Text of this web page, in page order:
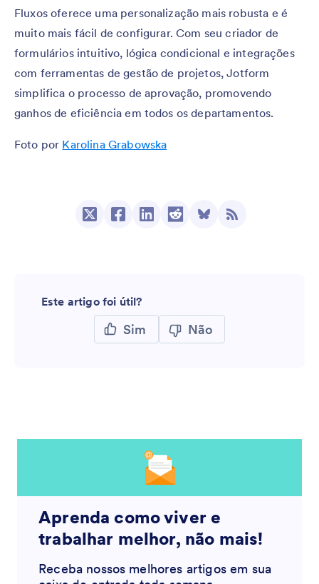
Fluxos oferece uma personalização mais robusta e é
muito mais fácil de configurar. Com seu criador de
formulários intuitivo, lógica condicional e integrações
com ferramentas de gestão de projetos, Jotform
simplifica o processo de aprovação, promovendo
ganhos de eficiência em todos os departamentos.
Foto por Karolina Grabowska
Este artigo foi útil?
Sim Não
Aprenda como viver e
trabalhar melhor, não mais!
Receba nossos melhores artigos em sua